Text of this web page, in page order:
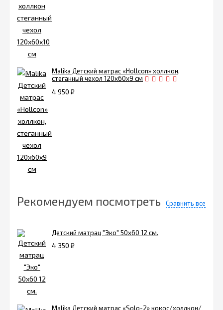
Malika Детский матрас «Hollcon» холлкон,
стеганный чехол 120х60х9 см
4 950 ₽
Рекомендуем посмотреть Сравнить все
Детский матрац "Эко" 50х60 12 см.
4 350 ₽
Malika Детский матрас «Solo-2» кокос/холлкон/